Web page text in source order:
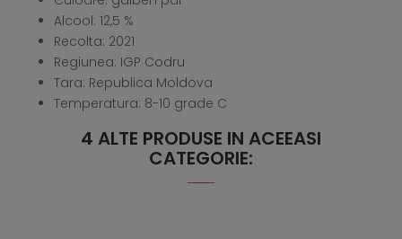
Alcool: 12,5 %
Recolta: 2021
Regiunea: IGP Codru
Tara: Republica Moldova
Temperatura: 8-10 grade C
4 ALTE PRODUSE IN ACEEASI
CATEGORIE: